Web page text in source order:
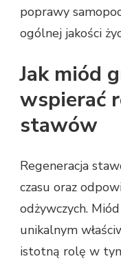
poprawy
ogólnej jakości
Jak miód
wspierać
stawów
Regeneracja
czasu oraz
odżywczych.
unikalnym
istotną rolę w